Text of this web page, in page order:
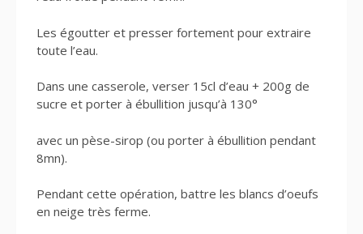
Les égoutter et presser fortement pour extraire
toute l’eau.
Dans une casserole, verser 15cl d’eau + 200g de
sucre et porter à ébullition jusqu’à 130°
avec un pèse-sirop (ou porter à ébullition pendant
8mn).
Pendant cette opération, battre les blancs d’oeufs
en neige très ferme.